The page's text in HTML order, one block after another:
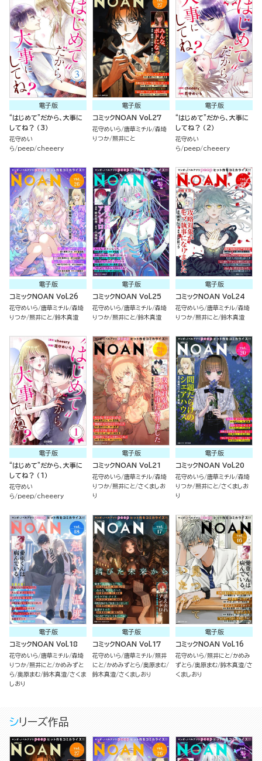
電子版
“はじめて”だから、大事に
してね？ （3）
花守めい
ら
peep cheeery
電子版
コミックNOAN Vol.27
花守めいら 唐草ミチル 森埼
りつか 照井にと
電子版
“はじめて”だから、大事に
してね？ （2）
花守めい
ら
peep cheeery
電子版
コミックNOAN Vol.26
花守めいら 唐草ミチル 森埼
りつか 照井にと 鈴木真澄
電子版
コミックNOAN Vol.25
花守めいら 唐草ミチル 森埼
りつか 照井にと 鈴木真澄
電子版
コミックNOAN Vol.24
花守めいら 唐草ミチル 森埼
りつか 照井にと 鈴木真澄
電子版
“はじめて”だから、大事に
してね？ （1）
花守めい
ら
peep cheeery
電子版
コミックNOAN Vol.21
花守めいら 唐草ミチル 森埼
りつか 照井にと さくましお
り
電子版
コミックNOAN Vol.20
花守めいら 唐草ミチル 森埼
りつか 照井にと さくましお
り
電子版
コミックNOAN Vol.18
花守めいら 唐草ミチル 森埼
りつか 照井にと
かめみずと
ら 奥原まむ 鈴木真澄 さくま
しおり
電子版
コミックNOAN Vol.17
花守めいら 唐草ミチル 照井
にと
かめみずとら 奥原まむ
鈴木真澄 さくましおり
電子版
コミックNOAN Vol.16
花守めいら 照井にと
かめみ
ずとら 奥原まむ 鈴木真澄 さ
くましおり
シリーズ作品